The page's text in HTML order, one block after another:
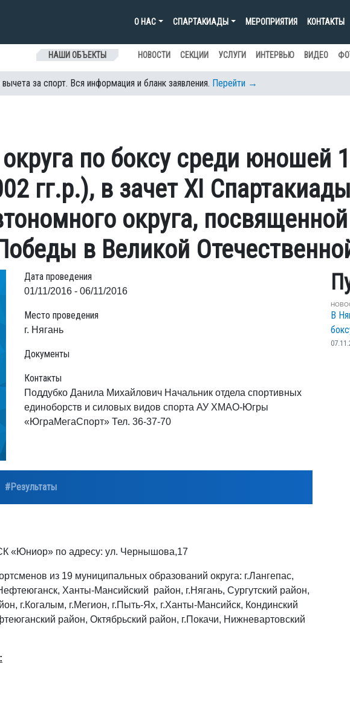
О НАС СПАРТАКИАДЫ МЕРОПРИЯТИЯ КОНТАКТЫ
НАШИ ОБЪЕКТЫ НОВОСТИ СЕКЦИИ УСЛУГИ ИНТЕРВЬЮ ВИДЕО
за спорт. Вся информация и бланк заявления. Перейти →
по боксу среди юношей
гг.р.), в зачет XI Спартакиады
округа,
в Великой
Дата проведения
01/11/2016 - 06/11/2016
Место проведения
г. Нягань
Документы
Контакты
Поддубко Данила Михайлович Начальник отдела спортивных
единоборств и силовых видов спорта АУ ХМАО-Югры
«ЮграМегаСпорт» Тел. 36-37-70
#Результаты
«Юниор» по адресу: ул. Чернышова,17
из 19 муниципальных образований округа: г.Лангепас,
Ханты-Мансийский район, г.Нягань, Сургутский район,
г.Когалым, г.Мегион, г.Пыть-Ях, г.Ханты-Мансийск, Кондинский
район, Октябрьский район, г.Покачи, Нижневартовский
В